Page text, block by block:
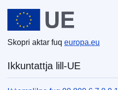
Unjoni Ewropea
Skopri aktar fuq europa.eu
Ikkuntattja lill-UE